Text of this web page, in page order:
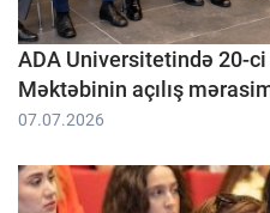
ADA Universitetində 20-ci
Məktəbinin açılış
07.07.2026